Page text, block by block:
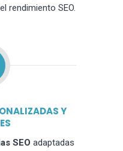
rendimiento SEO.
Y
SEO adaptadas